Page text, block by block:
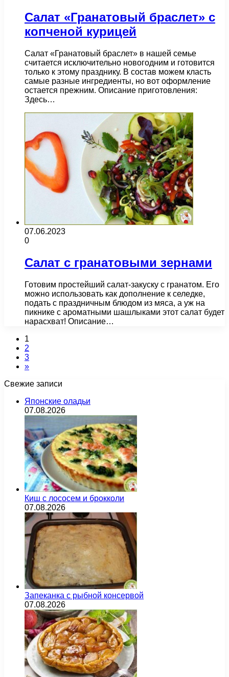
Салат «Гранатовый браслет» с
копченой курицей
Салат «Гранатовый браслет» в нашей семье
считается исключительно новогодним и готовится
только к этому празднику. В состав можем класть
самые разные ингредиенты, но вот оформление
остается прежним. Описание приготовления:
Здесь…
07.06.2023
0
Салат с гранатовыми зернами
Готовим простейший салат-закуску с гранатом. Его
можно использовать как дополнение к селедке,
подать с праздничным блюдом из мяса, а уж на
пикнике с ароматными шашлыками этот салат будет
нарасхват! Описание…
1
2
3
»
Свежие записи
Японские оладьи
07.08.2026
Киш с лососем и брокколи
07.08.2026
Запеканка с рыбной консервой
07.08.2026